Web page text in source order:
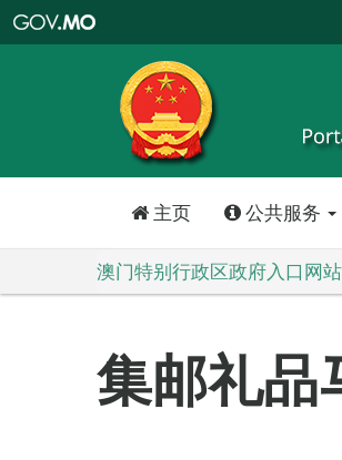
特
政
区
政
口
主页 公共服务
澳门特别行政区政府入口网站
集邮礼品